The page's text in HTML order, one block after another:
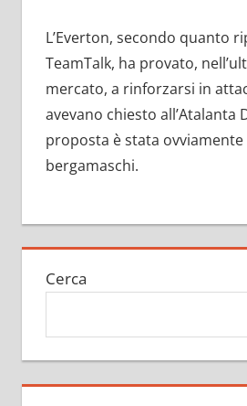
L’Everton, secondo quanto
TeamTalk, ha provato,
mercato, a rinforzarsi in
avevano chiesto all’Atalanta
proposta è stata
bergamaschi.
Cerca